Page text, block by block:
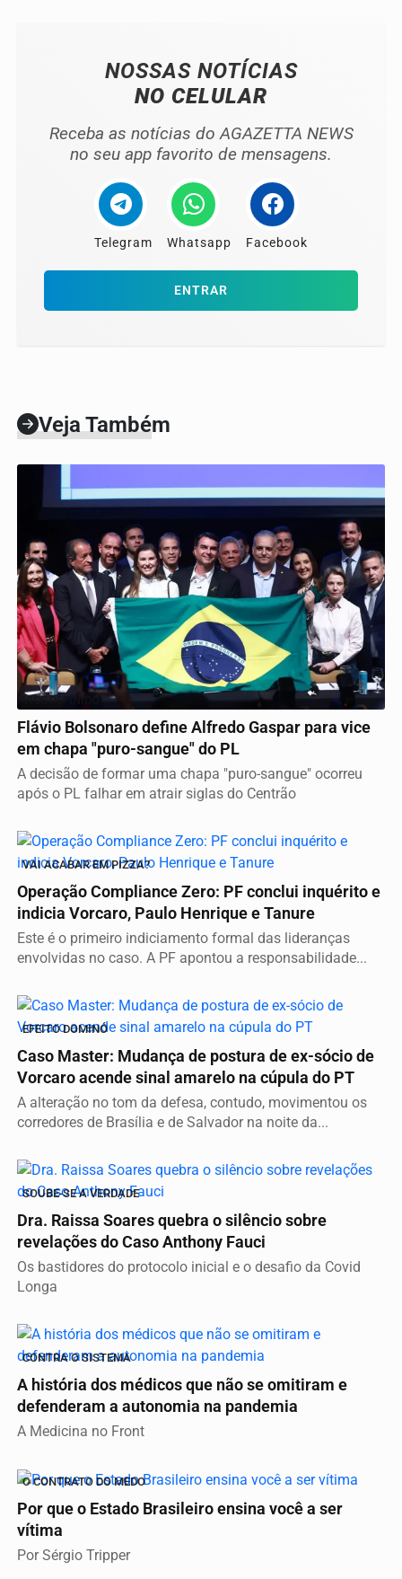
NOSSAS NOTÍCIAS
NO CELULAR
Receba as notícias do AGAZETTA NEWS
no seu app favorito de mensagens.
Telegram Whatsapp Facebook
ENTRAR
Veja Também
VICE DEFINIDO
Flávio Bolsonaro define Alfredo Gaspar para vice
em chapa "puro-sangue" do PL
A decisão de formar uma chapa "puro-sangue" ocorreu
após o PL falhar em atrair siglas do Centrão
VAI ACABAR EM PIZZA?
Operação Compliance Zero: PF conclui inquérito e
indicia Vorcaro, Paulo Henrique e Tanure
Este é o primeiro indiciamento formal das lideranças
envolvidas no caso. A PF apontou a responsabilidade...
EFEITO DOMINÓ
Caso Master: Mudança de postura de ex-sócio de
Vorcaro acende sinal amarelo na cúpula do PT
A alteração no tom da defesa, contudo, movimentou os
corredores de Brasília e de Salvador na noite da...
SOUBE-SE A VERDADE
Dra. Raissa Soares quebra o silêncio sobre
revelações do Caso Anthony Fauci
Os bastidores do protocolo inicial e o desafio da Covid
Longa
CONTRA O SISTEMA
A história dos médicos que não se omitiram e
defenderam a autonomia na pandemia
A Medicina no Front
O CONTRATO DO MEDO
Por que o Estado Brasileiro ensina você a ser
vítima
Por Sérgio Tripper